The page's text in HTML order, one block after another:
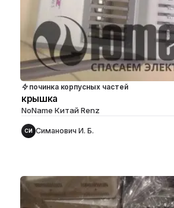
починка корпусных частей
крышка
NoName Китай Renz
СИ Симанович И. Б.